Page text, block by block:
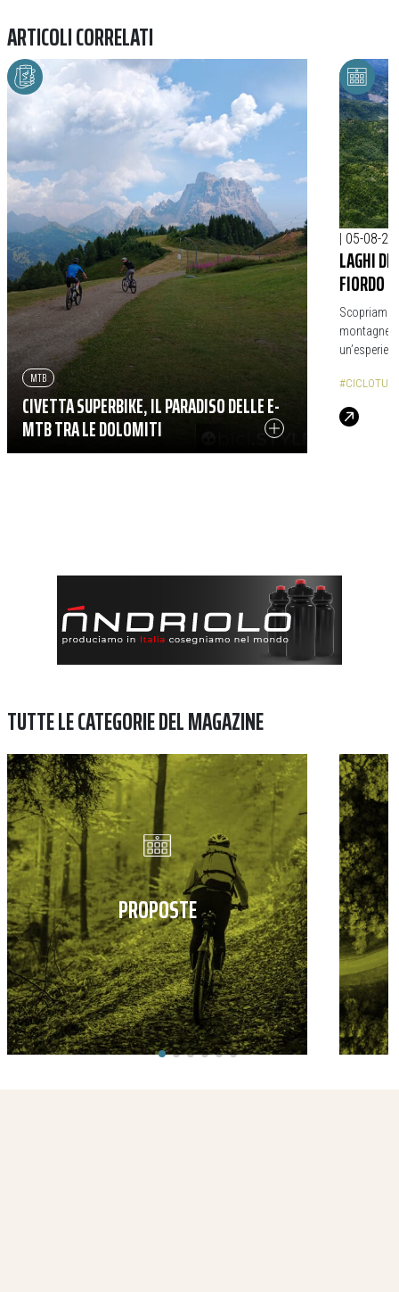
ARTICOLI CORRELATI
CIVETTA SUPERBIKE, IL PARADISO DELLE E-
MTB TRA LE DOLOMITI
MTB
| 05-08-
LAGHI
FIORDO
Scopriamo
montagne
TUTTE LE CATEGORIE DEL MAGAZINE
PROPOSTE